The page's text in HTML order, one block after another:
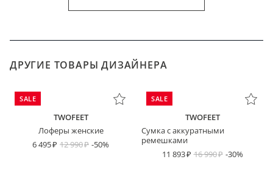
ДРУГИЕ ТОВАРЫ ДИЗАЙНЕРА
SALE
TWOFEET
Лоферы женские
6 495
12 990 -50%
SALE
TWOFEET
Сумка с аккуратными
ремешками
11 893
16 990 -30%